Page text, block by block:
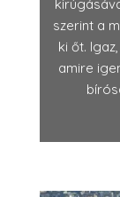
szerint a
ki őt.
amire